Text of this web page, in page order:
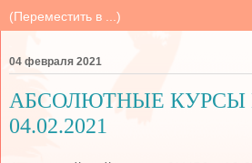
04 февраля 2021
АБСОЛЮТНЫЕ КУРСЫ
04.02.2021